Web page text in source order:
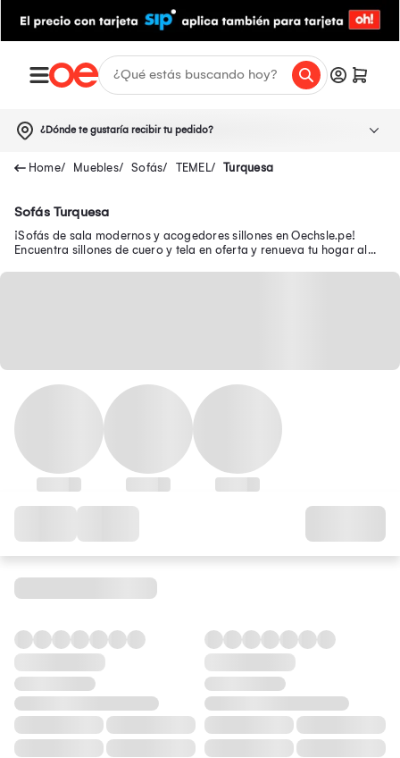
¿Dónde te gustaría recibir tu pedido?
Muebles Sofás TEMEL Turquesa
Sofás Turquesa
¡Sofás de sala modernos y acogedores sillones en Oechsle.pe!
Encuentra sillones de cuero y tela en oferta y renueva tu hogar al